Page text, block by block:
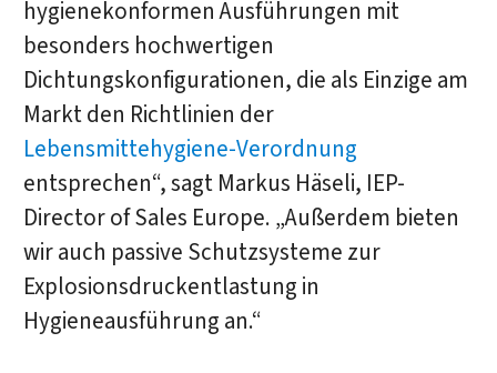
hygienekonformen Ausführungen mit
besonders hochwertigen
Dichtungskonfigurationen, die als Einzige am
Markt den Richtlinien der
Lebensmittehygiene-Verordnung
entsprechen“, sagt Markus Häseli, IEP-
Director of Sales Europe. „Außerdem bieten
wir auch passive Schutzsysteme zur
Explosionsdruckentlastung in
Hygieneausführung an.“